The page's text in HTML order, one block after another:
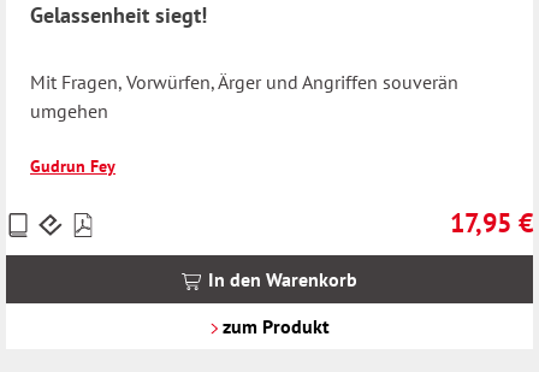
Gelassenheit siegt!
Mit Fragen, Vorwürfen, Ärger und Angriffen souverän
umgehen
Gudrun Fey
17,95 €
Preise
inkl.
In den Warenkorb
zum Produkt